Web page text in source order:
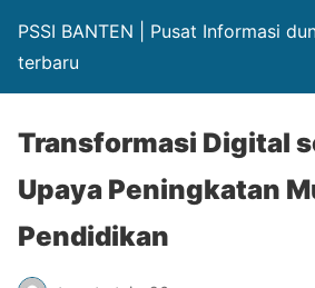
PSSI BANTEN | Pusat Informasi
terbaru
Transformasi Digital
Upaya Peningkatan
Pendidikan